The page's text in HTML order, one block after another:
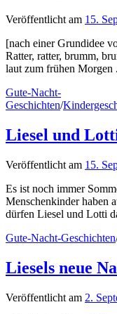
Veröffentlicht am 15.
[nach einer Grundidee
Ratter, ratter, brumm,
laut zum frühen Morgen
Gute-Nacht-
Geschichten/
Liesel und
Veröffentlicht am 15.
Es ist noch immer
Menschenkinder haben
dürfen Liesel und Lotti
Gute-Nacht-Geschichten
Liesels neue
Veröffentlicht am 2.